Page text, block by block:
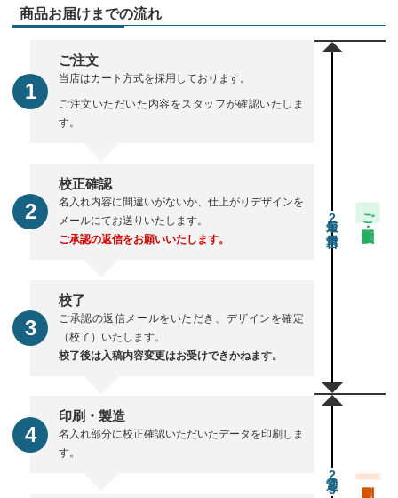
商品お届けまでの流れ
ご注文
当店はカート方式を採用しております。
ご注文いただいた内容をスタッフが確認いたしま
す。
校正確認
名入れ内容に間違いがないか、仕上がりデザインを
メールにてお送りいたします。
ご承認の返信をお願いいたします。
校了
ご承認の返信メールをいただき、デザインを確定
（校了）いたします。
校了後は入稿内容変更はお受けできかねます。
2 ご注文・校正期間
印刷・製造
名入れ部分に校正確認いただいたデータを印刷しま
す。
通常23営業日後出荷